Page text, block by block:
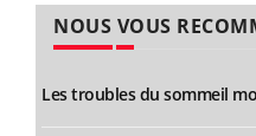
NOUS VOUS
Les troubles du sommeil